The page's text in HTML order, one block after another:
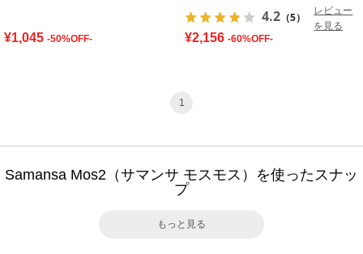
¥1,045 -50%OFF-
4.2 （5）
レビュー
を見る
¥2,156 -60%OFF-
1
Samansa Mos2（サマンサ モスモス）を使ったスナッ
プ
もっと見る